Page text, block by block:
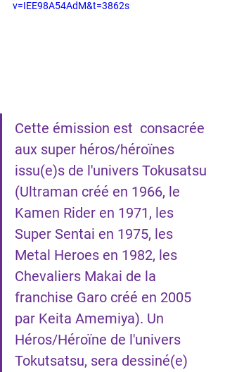
v=IEE98A54AdM&t=3862s
Cette émission est  consacrée
aux super héros/héroïnes
issu(e)s de l'univers Tokusatsu
(Ultraman créé en 1966, le
Kamen Rider en 1971, les
Super Sentai en 1975, les
Metal Heroes en 1982, les
Chevaliers Makai de la
franchise Garo créé en 2005
par Keita Amemiya). Un
Héros/Héroïne de l'univers
Tokutsatsu, sera dessiné(e)